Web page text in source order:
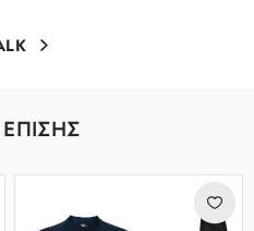
ΕΠΙΣΗΣ